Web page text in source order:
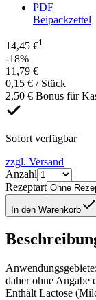
PDF
Beipackzettel
14,45 €1
-18%
11,79 €
0,15 € / Stück
2,50 € Bonus für
Sofort verfügbar
zzgl. Versand
Anzahl
Rezeptart
In den Warenkorb
daher ohne Angabe
Enthält Lactose